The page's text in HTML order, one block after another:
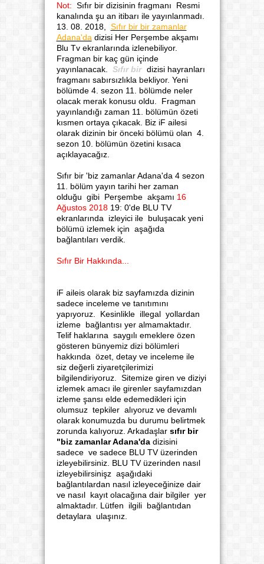
Not: Sıfır bir dizisinin fragmanı Resmi
kanalında şu an itibarı ile yayınlanmadı.
13. 08. 2018, Sıfır bir bir zamanlar
Adana'dadizisi Her Perşembe akşamı
Blu Tv ekranlarında izlenebiliyor.
Fragman bir kaç gün içinde
yayınlanacak. Sıfır bir dizisi hayranları
fragmanı sabırsızlıkla bekliyor. Yeni
bölümde 4. sezon 11. bölümde neler
olacak merak konusu oldu. Fragman
yayınlandığı zaman 11. bölümün özeti
kısmen ortaya çıkacak. Biz iF ailesi
olarak dizinin bir önceki bölümü olan 4.
sezon 10. bölümün özetini kısaca
açıklayacağız.
Sıfır bir 'biz zamanlar Adana'da 4 sezon
11. bölüm yayın tarihi her zaman
olduğu gibi Perşembe akşamı 16
Ağustos 201819: 0'de BLU TV
ekranlarında izleyici ile buluşacak yeni
bölümü izlemek için aşağıda
bağlantıları verdik.
Sıfır Bir Hakkında...
iF aileis olarak biz sayfamızda dizinin
sadece inceleme ve tanıtımını
yapıyoruz. Kesinlikle illegal yollardan
izleme bağlantısı yer almamaktadır.
Telif haklarına saygılı emeklere özen
gösteren bünyemiz dizi bölümleri
hakkında özet, detay ve inceleme ile
siz değerli ziyaretçilerimizi
bilgilendiriyoruz. Sitemize giren ve diziyi
izlemek amacı ile girenler sayfamızdan
izleme şansı elde edemedikleri için
olumsuz tepkiler alıyoruz ve devamlı
olarak konumuzda bu durumu belirtmek
zorunda kalıyoruz. Arkadaşlar sıfır bir
"biz zamanlar Adana'dadizisini
sadece ve sadece BLU TV üzerinden
izleyebilirsiniz. BLU TV üzerinden nasıl
izleyebilirsinişz aşağıdaki
bağlantılardan nasıl izleyeceğinize dair
ve nasıl kayıt olacağına dair bilgiler yer
almaktadır. Lütfen ilgili bağlantıdan
detaylara ulaşınız.